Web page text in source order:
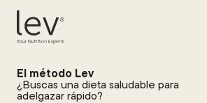
El método Lev
¿Buscas una dieta saludable para
adelgazar rápido?